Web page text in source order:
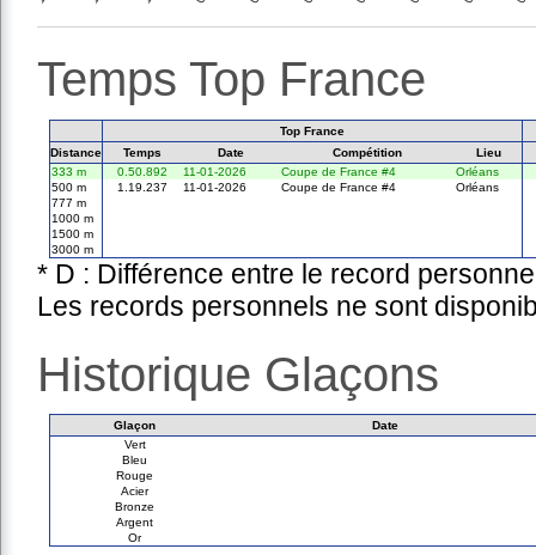
Temps Top France
Top France
Distance
Temps Date Compétition
Lieu
333 m
0.50.892 11-01-2026 Coupe de France #4
Orléans
500 m
1.19.237 11-01-2026 Coupe de France #4
Orléans
777 m
1000 m
1500 m
3000 m
* D : Différence entre le record
Les records personnels ne sont
Historique Glaçons
Glaçon
Date
Vert
Bleu
Rouge
Acier
Bronze
Argent
Or